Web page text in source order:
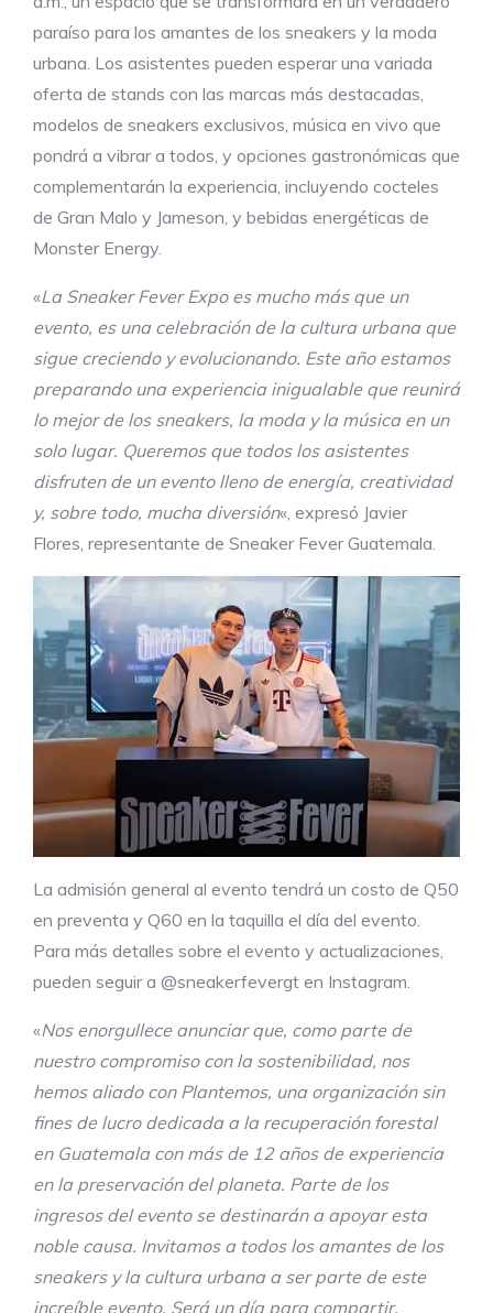
paraíso para los amantes de los sneakers y la moda
urbana. Los asistentes pueden esperar una variada
oferta de stands con las marcas más destacadas,
modelos de sneakers exclusivos, música en vivo que
pondrá a vibrar a todos, y opciones gastronómicas que
complementarán la experiencia, incluyendo cocteles
de Gran Malo y Jameson, y bebidas energéticas de
Monster Energy.
«La Sneaker Fever Expo es mucho más que un
evento, es una celebración de la cultura urbana que
sigue creciendo y evolucionando. Este año estamos
preparando una experiencia inigualable que reunirá
lo mejor de los sneakers, la moda y la música en un
solo lugar. Queremos que todos los asistentes
disfruten de un evento lleno de energía, creatividad
y, sobre todo, mucha diversión«, expresó Javier
Flores, representante de Sneaker Fever Guatemala.
La admisión general al evento tendrá un costo de Q50
en preventa y Q60 en la taquilla el día del evento.
Para más detalles sobre el evento y actualizaciones,
pueden seguir a @sneakerfevergt en Instagram.
«Nos enorgullece anunciar que, como parte de
nuestro compromiso con la sostenibilidad, nos
hemos aliado con Plantemos, una organización sin
fines de lucro dedicada a la recuperación forestal
en Guatemala con más de 12 años de experiencia
en la preservación del planeta. Parte de los
ingresos del evento se destinarán a apoyar esta
noble causa. Invitamos a todos los amantes de los
sneakers y la cultura urbana a ser parte de este
increíble evento. Será un día para compartir,